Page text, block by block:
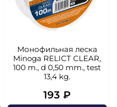
Монофильная леска
Minoga RELICT CLEAR,
100 m., d 0,50 mm., test
13,4 kg.
193 ₽